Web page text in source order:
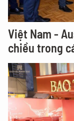
Việt Nam -
chiều trong